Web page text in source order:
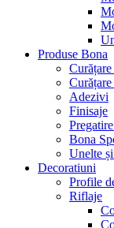
Produse Bona
Adezivi
Finisaje
Bona
Unelte
Decoratiuni
Profile
Riflaje